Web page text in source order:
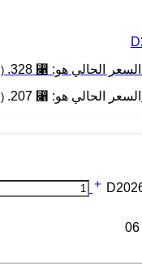
السعر الحالي هو: ⃁ 328.
السعر الحالي هو: ⃁ 207.